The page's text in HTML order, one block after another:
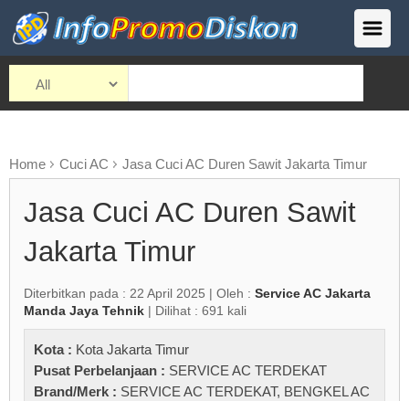
Home Cuci AC Jasa Cuci AC Duren Sawit Jakarta Timur
Jasa Cuci AC Duren Sawit
Jakarta Timur
Diterbitkan pada : 22 April 2025 | Oleh : Service AC Jakarta
Manda Jaya Tehnik | Dilihat : 691 kali
Kota : Kota Jakarta Timur
Pusat Perbelanjaan : SERVICE AC TERDEKAT
Brand/Merk : SERVICE AC TERDEKAT, BENGKEL AC